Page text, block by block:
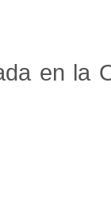
en la